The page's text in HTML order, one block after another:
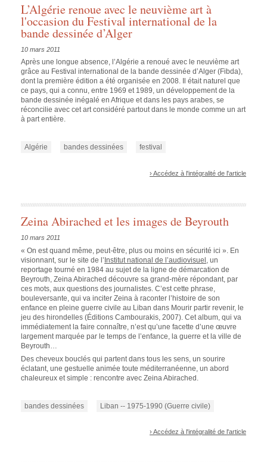
L’Algérie renoue avec le neuvième art à
l'occasion du Festival international de la
bande dessinée d’Alger
10 mars 2011
Après une longue absence, l’Algérie a renoué avec le neuvième art
grâce au Festival international de la bande dessinée d’Alger (Fibda),
dont la première édition a été organisée en 2008. Il était naturel que
ce pays, qui a connu, entre 1969 et 1989, un développement de la
bande dessinée inégalé en Afrique et dans les pays arabes, se
réconcilie avec cet art considéré partout dans le monde comme un art
à part entière.
Algérie bandes dessinées festival
› Accédez à l'intégralité de l'article
Zeina Abirached et les images de Beyrouth
10 mars 2011
« On est quand même, peut-être, plus ou moins en sécurité ici ». En
visionnant, sur le site de l’Institut national de l’audiovisuel , un
reportage tourné en 1984 au sujet de la ligne de démarcation de
Beyrouth, Zeina Abirached découvre sa grand-mère répondant, par
ces mots, aux questions des journalistes. C’est cette phrase,
bouleversante, qui va inciter Zeina à raconter l’histoire de son
enfance en pleine guerre civile au Liban dans Mourir partir revenir, le
jeu des hirondelles (Éditions Cambourakis, 2007). Cet album, qui va
immédiatement la faire connaître, n’est qu’une facette d’une œuvre
largement marquée par le temps de l’enfance, la guerre et la ville de
Beyrouth…
Des cheveux bouclés qui partent dans tous les sens, un sourire
éclatant, une gestuelle animée toute méditerranéenne, un abord
chaleureux et simple : rencontre avec Zeina Abirached.
bandes dessinées Liban -- 1975-1990 (Guerre civile)
› Accédez à l'intégralité de l'article